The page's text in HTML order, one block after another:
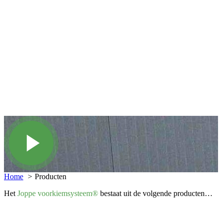
Home
Producten
Het Joppe voorkiemsysteem® bestaat uit de volgende producten…